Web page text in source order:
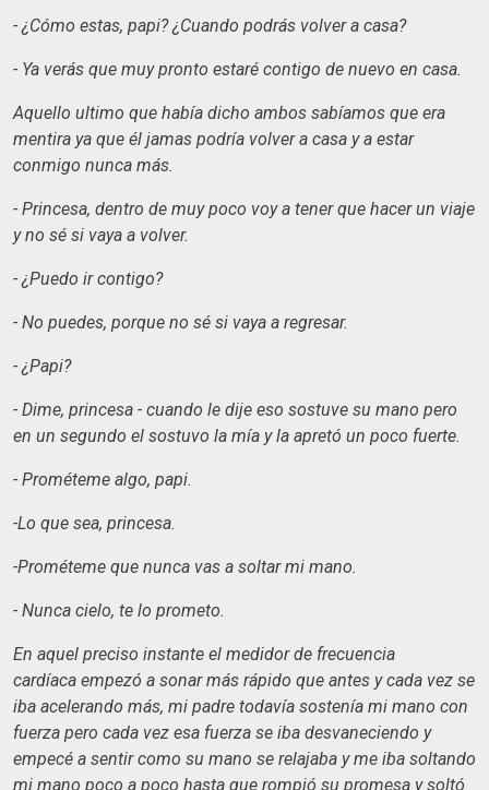
- ¿Cómo estas, papi? ¿Cuando podrás volver a casa?
- Ya verás que muy pronto estaré contigo de nuevo en casa.
Aquello ultimo que había dicho ambos sabíamos que era
mentira ya que él jamas podría volver a casa y a estar
conmigo nunca más.
- Princesa, dentro de muy poco voy a tener que hacer un viaje
y no sé si vaya a volver.
- ¿Puedo ir contigo?
- No puedes, porque no sé si vaya a regresar.
- ¿Papi?
- Dime, princesa - cuando le dije eso sostuve su mano pero
en un segundo el sostuvo la mía y la apretó un poco fuerte.
- Prométeme algo, papi.
-Lo que sea, princesa.
-Prométeme que nunca vas a soltar mi mano.
- Nunca cielo, te lo prometo.
En aquel preciso instante el medidor de frecuencia
cardíaca empezó a sonar más rápido que antes y cada vez se
iba acelerando más, mi padre todavía sostenía mi mano con
fuerza pero cada vez esa fuerza se iba desvaneciendo y
empecé a sentir como su mano se relajaba y me iba soltando
mi mano poco a poco hasta que rompió su promesa y soltó